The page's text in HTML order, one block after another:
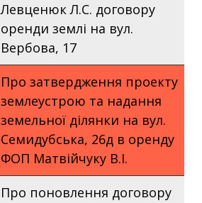
Левценюк Л.С. договору
оренди землі на вул.
Вербова, 17
Про затвердження проекту
землеустрою та надання
земельної ділянки на вул.
Семидубська, 26д в оренду
ФОП Матвійчуку В.І.
Про поновлення договору